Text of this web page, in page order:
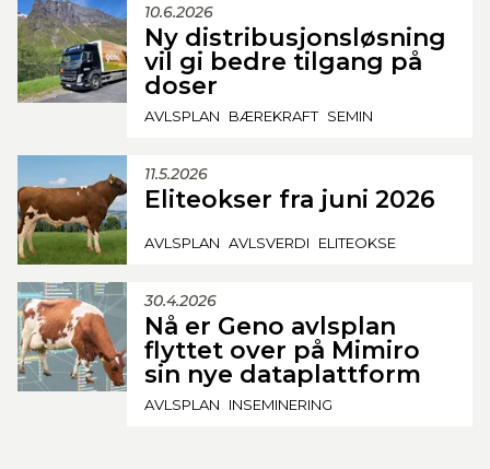
10.6.2026
Ny distribusjonsløsning
vil gi bedre tilgang på
doser
AVLSPLAN BÆREKRAFT SEMIN
11.5.2026
Eliteokser fra juni 2026
AVLSPLAN AVLSVERDI ELITEOKSE
30.4.2026
Nå er Geno avlsplan
flyttet over på Mimiro
sin nye dataplattform
AVLSPLAN INSEMINERING